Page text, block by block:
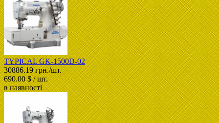
TYPICAL GK-1500D-02
30886.19 грн./шт.
690.00 $ / шт.
в наявності